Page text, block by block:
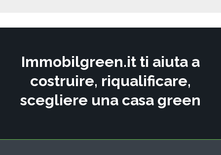
Immobilgreen.it ti aiuta a
costruire, riqualificare,
scegliere una casa green